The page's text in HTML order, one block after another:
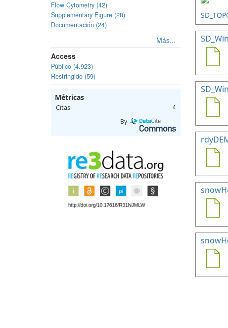
Flow Cytometry (42)
Supplementary Figure (28)
Documentación (24)
Más...
Access
Público (4.923)
Restringido (59)
Métricas
Citas 4
By